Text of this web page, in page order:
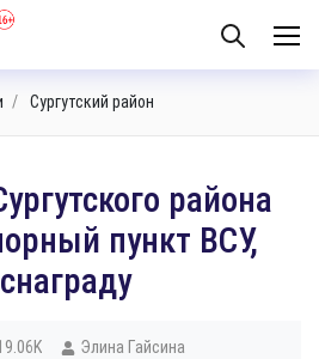
Сургутский район
района
пункт ВСУ,
Элина Гайсина